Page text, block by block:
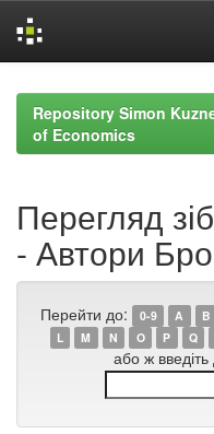
navigationRepository Simon
of Economics
Перегляд
- Автори
Перейти до: 0-9 A B
L
M N O P Q
або ж